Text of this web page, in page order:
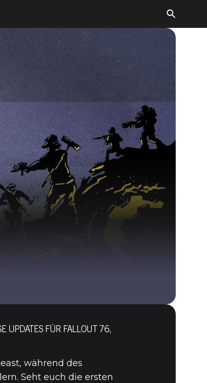
Fallout 76 (PC)
UPDATES FÜR FALLOUT 76, D
während des
Seht euch die ersten